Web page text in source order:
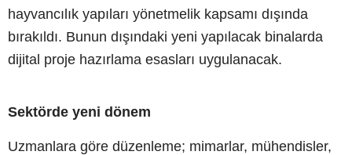
hayvancılık yapıları yönetmelik kapsamı dışında
bırakıldı. Bunun dışındaki yeni yapılacak binalarda
dijital proje hazırlama esasları uygulanacak.
Sektörde yeni dönem
Uzmanlara göre düzenleme; mimarlar, mühendisler,